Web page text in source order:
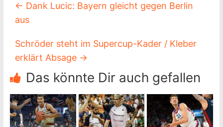
← Dank Lucic: Bayern gleicht gegen Berlin
aus
Schröder steht im Supercup-Kader / Kleber
erklärt Absage →
Das könnte Dir auch gefallen